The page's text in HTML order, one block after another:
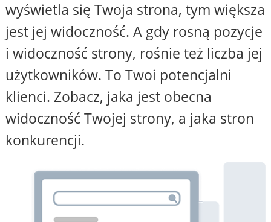
wyświetla się Twoja strona, tym większa
jest jej widoczność. A gdy rosną pozycje
i widoczność strony, rośnie też liczba jej
użytkowników. To Twoi potencjalni
klienci. Zobacz, jaka jest obecna
widoczność Twojej strony, a jaka stron
konkurencji.